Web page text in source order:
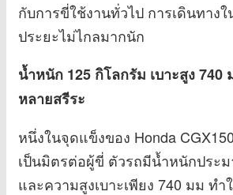
กับการขี่ใช้งานทั่วไป การเดินทาง
ประยะไม่ไกลมากนัก
น้ำหนัก 125 กิโลกรัม เบาะสูง 740
หลายสรีระ
หนึ่งในจุดแข็งของ Honda
เป็นมิตรต่อผู้ขี่ ตัวรถมีน้ำหนักประ
และความสูงเบาะเพียง 740 มม ท